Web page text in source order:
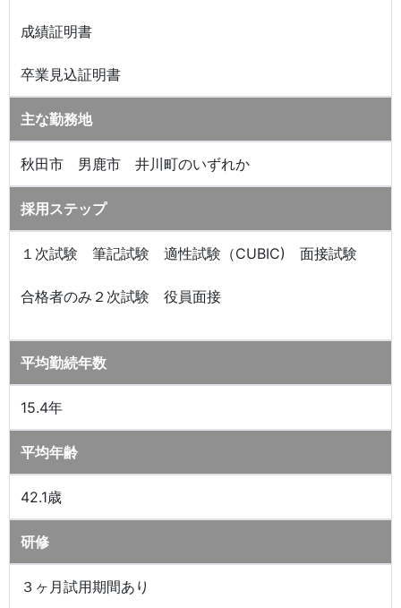
成績証明書
卒業見込証明書
主な勤務地
秋田市 男鹿市 井川町のいずれか
採用ステップ
１次試験 筆記試験 適性試験（CUBIC) 面接試験
合格者のみ２次試験 役員面接
平均勤続年数
15.4年
平均年齢
42.1歳
研修
３ヶ月試用期間あり